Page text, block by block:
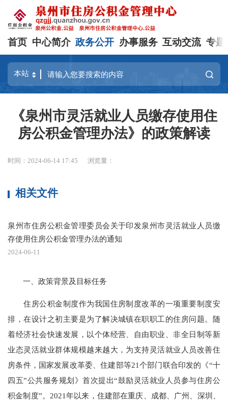
首页 中心简介 政务公开 办事服务 互动交流 专题
《泉州市灵活就业人员缴存使用住
房公积金管理办法》的政策解读
时间：2024-06-14 17:45 浏览量：
相关文件
泉州市住房公积金管理委员会关于印发泉州市灵活就业人员缴
存使用住房公积金管理办法的通知
2024-06-11
一、政策背景及目标任务
住房公积金制度作为我国住房制度改革的一项重要制度安
排，在设计之初主要是为了解决城镇在职职工的住房问题。随
着经济社会快速发展，以个体经营、自由职业、非全日制等新
业态灵活就业群体规模越来越大，为支持灵活就业人员改善住
房条件，国家发展改革委、住建部等21个部门联合印发的《“十
四五”公共服务规划》首次提出“鼓励灵活就业人员参与住房公
积金制度”。2021年以来，住建部在重庆、成都、广州、深圳、